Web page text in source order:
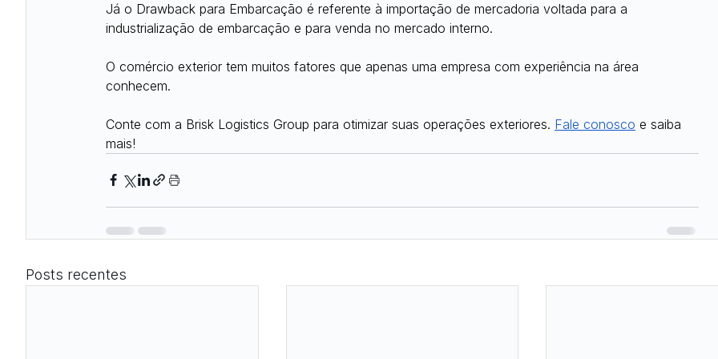
Já o Drawback para Embarcação é referente à importação de mercadoria voltada para a
industrialização de embarcação e para venda no mercado interno.
O comércio exterior tem muitos fatores que apenas uma empresa com experiência na área
conhecem.
Conte com a Brisk Logistics Group para otimizar suas operações exteriores. Fale conosco e saiba
mais!
Posts recentes